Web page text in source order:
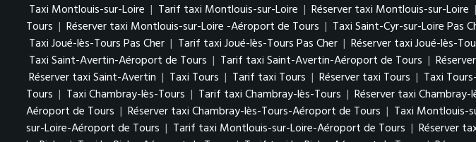
Taxi Montlouis-sur-Loire | Tarif taxi Montlouis-sur-Loire | Réserver taxi Montlouis-sur-Loire |
Tours | Réserver taxi Montlouis-sur-Loire -Aéroport de Tours | Taxi Saint-Cyr-sur-Loire Pas
Taxi Joué-lès-Tours Pas Cher | Tarif taxi Joué-lès-Tours Pas Cher | Réserver taxi Joué-lès-
Taxi Saint-Avertin-Aéroport de Tours | Tarif taxi Saint-Avertin-Aéroport de Tours |
Réserver taxi Saint-Avertin | Taxi Tours | Tarif taxi Tours | Réserver taxi Tours | Taxi
Tours | Taxi Chambray-lès-Tours | Tarif taxi Chambray-lès-Tours | Réserver taxi Chambray-
Aéroport de Tours | Réserver taxi Chambray-lès-Tours-Aéroport de Tours | Taxi Montlouis-
sur-Loire-Aéroport de Tours | Tarif taxi Montlouis-sur-Loire-Aéroport de Tours | Réserver